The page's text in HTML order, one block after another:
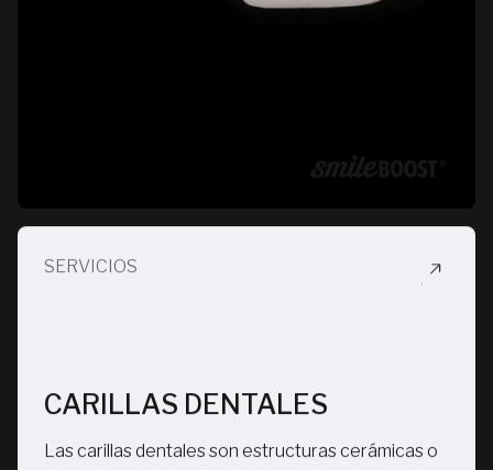
SERVICIOS
CARILLAS DENTALES
Las carillas dentales son estructuras cerámicas o